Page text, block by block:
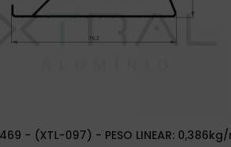
- (XTL-097) - PESO LINEAR: